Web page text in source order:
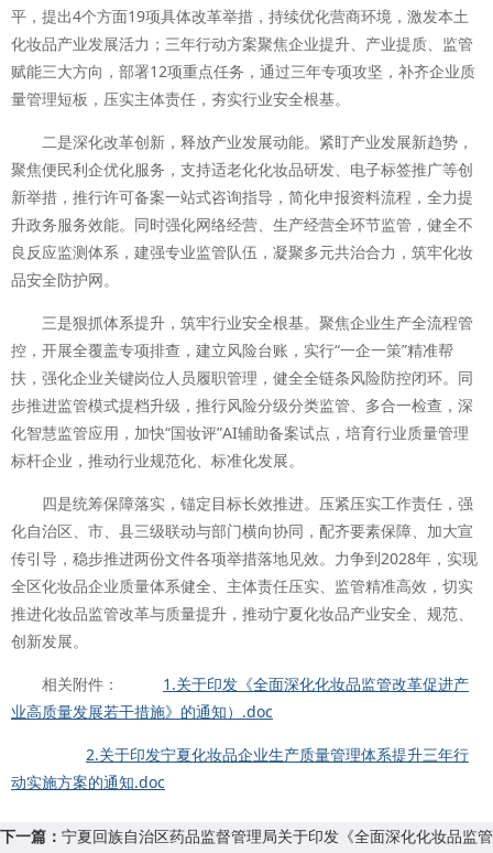
平，提出4个方面19项具体改革举措，持续优化营商环境，激发本土
化妆品产业发展活力；三年行动方案聚焦企业提升、产业提质、监管
赋能三大方向，部署12项重点任务，通过三年专项攻坚，补齐企业质
量管理短板，压实主体责任，夯实行业安全根基。
二是深化改革创新，释放产业发展动能。紧盯产业发展新趋势，
聚焦便民利企优化服务，支持适老化化妆品研发、电子标签推广等创
新举措，推行许可备案一站式咨询指导，简化申报资料流程，全力提
升政务服务效能。同时强化网络经营、生产经营全环节监管，健全不
良反应监测体系，建强专业监管队伍，凝聚多元共治合力，筑牢化妆
品安全防护网。
三是狠抓体系提升，筑牢行业安全根基。聚焦企业生产全流程管
控，开展全覆盖专项排查，建立风险台账，实行“一企一策”精准帮
扶，强化企业关键岗位人员履职管理，健全全链条风险防控闭环。同
步推进监管模式提档升级，推行风险分级分类监管、多合一检查，深
化智慧监管应用，加快“国妆评”AI辅助备案试点，培育行业质量管理
标杆企业，推动行业规范化、标准化发展。
四是统筹保障落实，锚定目标长效推进。压紧压实工作责任，强
化自治区、市、县三级联动与部门横向协同，配齐要素保障、加大宣
传引导，稳步推进两份文件各项举措落地见效。力争到2028年，实现
全区化妆品企业质量体系健全、主体责任压实、监管精准高效，切实
推进化妆品监管改革与质量提升，推动宁夏化妆品产业安全、规范、
创新发展。
相关附件：
1.关于印发《全面深化化妆品监管改革促进产
业高质量发展若干措施》的通知）.doc
2.关于印发宁夏化妆品企业生产质量管理体系提升三年行
动实施方案的通知.doc
下一篇： 宁夏回族自治区药品监督管理局关于印发《全面深化化妆品监管